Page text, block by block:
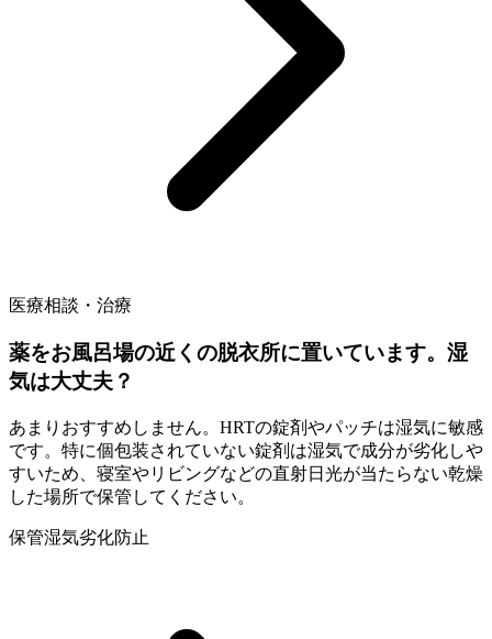
医療相談・治療
薬をお風呂場の近くの脱衣所に置いています。湿
気は大丈夫？
あまりおすすめしません。HRTの錠剤やパッチは湿気に敏感
です。特に個包装されていない錠剤は湿気で成分が劣化しや
すいため、寝室やリビングなどの直射日光が当たらない乾燥
した場所で保管してください。
保管湿気劣化防止